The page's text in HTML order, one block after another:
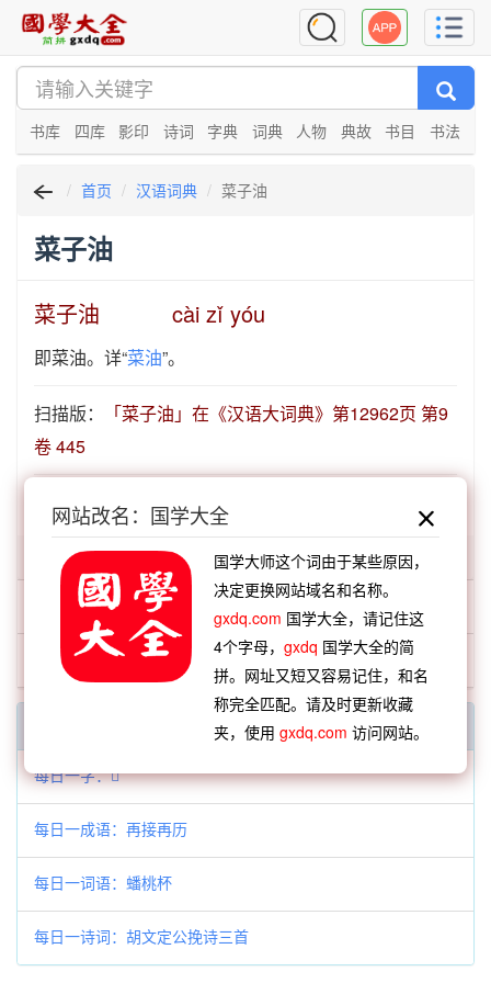
书库 四库 影印 诗词 字典 词典 人物 典故 书目 书法
首页 汉语词典 菜子油
菜子油
菜子油 cài zǐ yóu
即菜油。详“菜油”。
扫描版：
「菜子油」在《汉语大词典》第12962页 第9
卷 445
扫描版： 「菜子油」在《现代汉语词典》第122页
「菜子」开头的词语:
菜子油
每日一字：𪳍
每日一成语：再接再历
每日一词语：蟠桃杯
每日一诗词：胡文定公挽诗三首
网站改名：国学大全
国学大师这个词由于某些原因，
决定更换网站域名和名称。
gxdq.com 国学大全，请记住这
4个字母，gxdq 国学大全的简
拼。网址又短又容易记住，和名
称完全匹配。请及时更新收藏
夹，使用gxdq.com 访问网站。